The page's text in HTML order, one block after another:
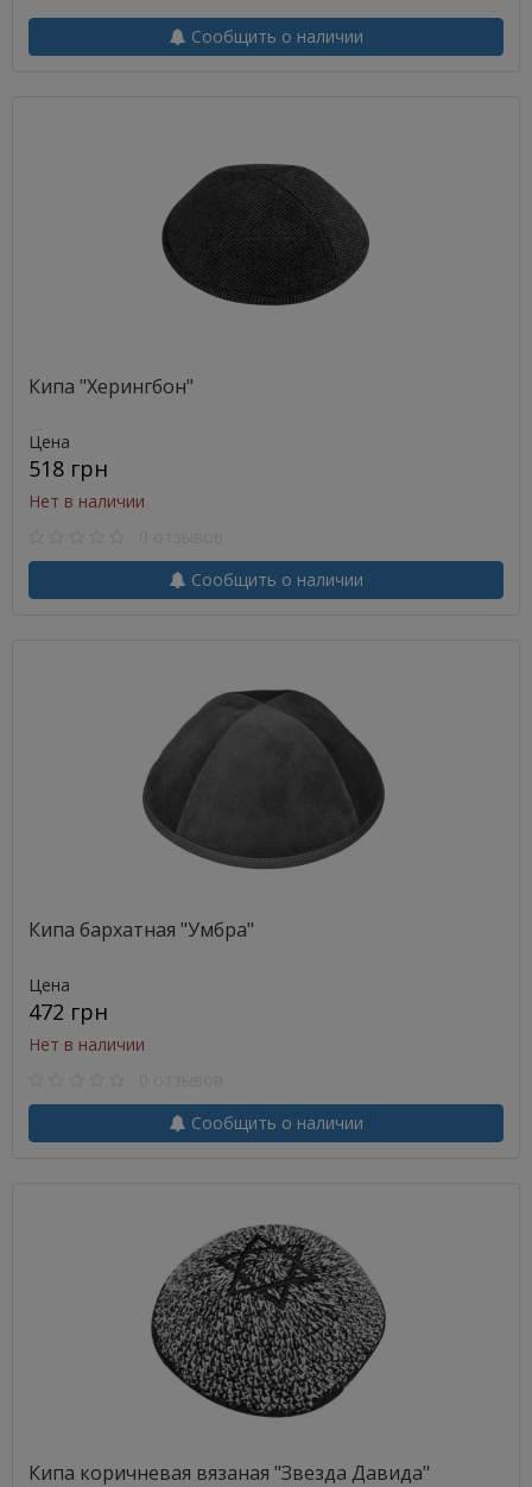
Сообщить о наличии
Кипа "Херингбон"
Цена
518 грн
Нет в наличии
Сообщить о наличии
Кипа бархатная "Умбра"
Цена
472 грн
Нет в наличии
Сообщить о наличии
Кипа коричневая вязаная "Звезда Давида"